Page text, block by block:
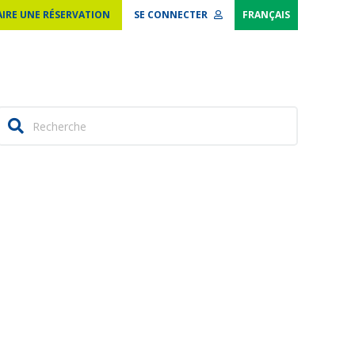
UNE RÉSERVATION SE CONNECTER FRANÇAIS